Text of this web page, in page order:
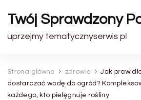
Twój Sprawdzony
uprzejmy tematycznyserwis pl
Strona główna zdrowie
Jak
dostarczać wodę do ogród?
każdego, kto pielęgnuje rośliny